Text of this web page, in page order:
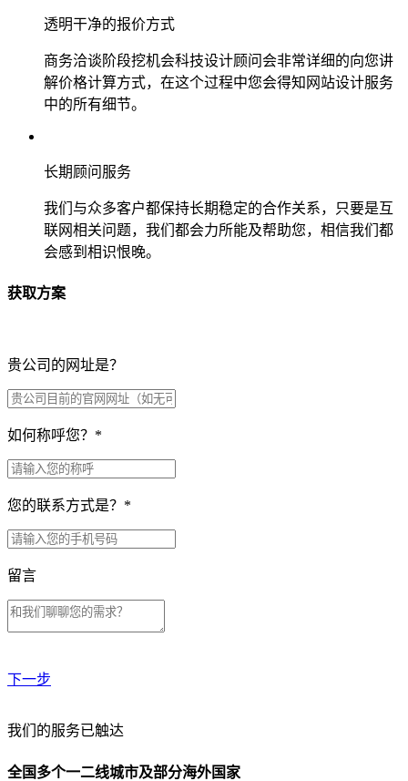
透明干净的报价方式
商务洽谈阶段挖机会科技设计顾问会非常详细的向您讲
解价格计算方式，在这个过程中您会得知网站设计服务
中的所有细节。
长期顾问服务
我们与众多客户都保持长期稳定的合作关系，只要是互
联网相关问题，我们都会力所能及帮助您，相信我们都
会感到相识恨晚。
获取方案
贵公司的网址是？
如何称呼您？ *
您的联系方式是？ *
留言
下一步
贵公司预算范围是？
我们的服务已触达
全国多个一二线城市及部分海外国家